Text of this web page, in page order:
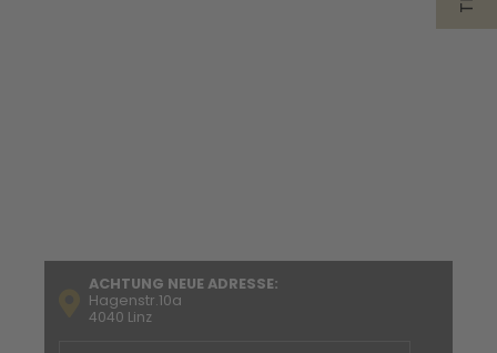
ACHTUNG NEUE ADRESSE:
Hagenstr.10a
4040 Linz